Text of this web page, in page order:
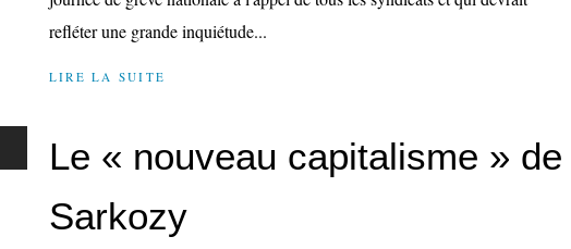
refléter une grande inquiétude...
LIRE LA SUITE
Le « nouveau capitalisme » de
Sarkozy